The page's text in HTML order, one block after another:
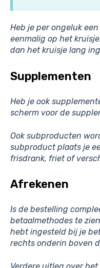
Heb je per ongeluk
eenmalig op het
dan het kruisje lang
Supplementen
Heb je ook
scherm voor de
Ook subproducten
subproduct plaats je
frisdrank, friet of
Afrekenen
Is de bestelling
betaalmethodes te
hebt ingesteld bij je
rechts onderin